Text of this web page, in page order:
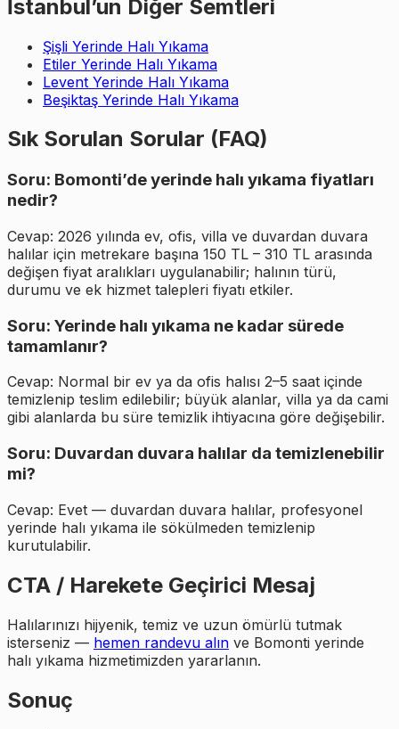
İstanbul’un Diğer Semtleri
Şişli Yerinde Halı Yıkama
Etiler Yerinde Halı Yıkama
Levent Yerinde Halı Yıkama
Beşiktaş Yerinde Halı Yıkama
Sık Sorulan Sorular (FAQ)
Soru: Bomonti’de yerinde halı yıkama fiyatları
nedir?
Cevap: 2026 yılında ev, ofis, villa ve duvardan duvara
halılar için metrekare başına 150 TL – 310 TL arasında
değişen fiyat aralıkları uygulanabilir; halının türü,
durumu ve ek hizmet talepleri fiyatı etkiler.
Soru: Yerinde halı yıkama ne kadar sürede
tamamlanır?
Cevap: Normal bir ev ya da ofis halısı 2–5 saat içinde
temizlenip teslim edilebilir; büyük alanlar, villa ya da cami
gibi alanlarda bu süre temizlik ihtiyacına göre değişebilir.
Soru: Duvardan duvara halılar da temizlenebilir
mi?
Cevap: Evet — duvardan duvara halılar, profesyonel
yerinde halı yıkama ile sökülmeden temizlenip
kurutulabilir.
CTA / Harekete Geçirici Mesaj
Halılarınızı hijyenik, temiz ve uzun ömürlü tutmak
isterseniz — hemen randevu alın ve Bomonti yerinde
halı yıkama hizmetimizden yararlanın.
Sonuç